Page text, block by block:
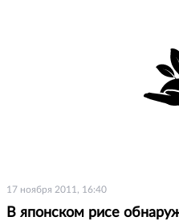
17 ноября 2011, 16:40
В японском рисе